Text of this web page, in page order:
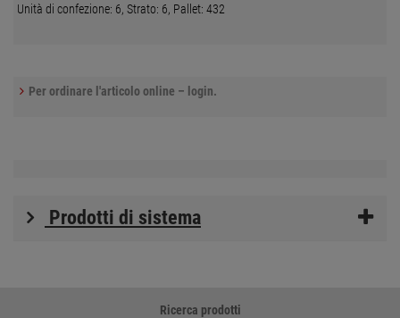
Unità di confezione: 6, Strato: 6, Pallet: 432
Per ordinare l'articolo online – login.
Prodotti di sistema
Ricerca prodotti